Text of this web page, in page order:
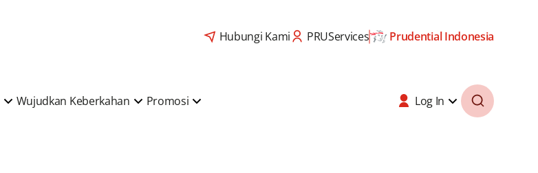
Hubungi Kami PRUServices Prudential Indonesia
Wujudkan Keberkahan Promosi Log In